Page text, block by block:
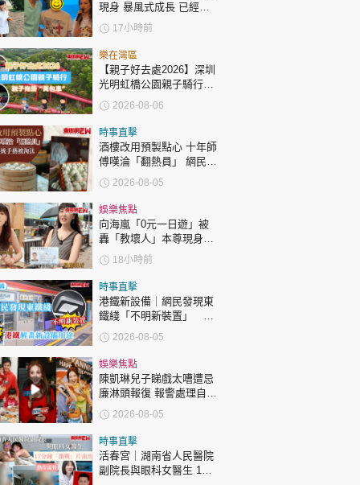
現身 暴風式成長 已經高
過「三太」樊亦敏！
17小時前
樂在灣區
【親子好去處2026】深圳
光明虹橋公園親子騎行：
「電助力黃包車」2小時
環湖
2026-08-06
時事直擊
酒樓改用預製點心 十年師
傅嘆淪「翻熱員」 網民憂
傳統手藝被淘汰
2026-08-05
娛樂焦點
向海嵐「0元一日遊」被
轟「教壞人」本尊現身回
應網民
18小時前
時事直擊
港鐵新設備｜網民發現東
鐵綫「不明新裝置」 港
鐵解畫新設備用途
2026-08-05
娛樂焦點
陳凱琳兒子睇戲太嘈遭忌
廉淋頭報復 報警處理自責
護子不力 歐錦棠陳倩揚齊
表態「媽媽有責任」
2026-08-05
時事直擊
活春宮｜湖南省人民醫院
副院長與眼科女醫生 17